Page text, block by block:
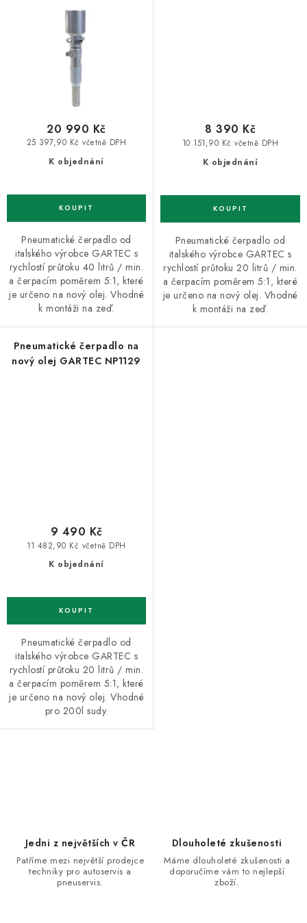
K objednání
25 397,90 Kč včetně DPH
20 990 Kč
Pneumatické čerpadlo od
italského výrobce GARTEC s
rychlostí průtoku 40 litrů / min.
a čerpacím poměrem 5:1, které
je určeno na nový olej. Vhodné
k montáži na zeď.
K objednání
10 151,90 Kč včetně DPH
8 390 Kč
Pneumatické čerpadlo od
italského výrobce GARTEC s
rychlostí průtoku 20 litrů / min.
a čerpacím poměrem 5:1, které
je určeno na nový olej. Vhodné
k montáži na zeď.
Pneumatické čerpadlo na
nový olej GARTEC NP1129
K objednání
11 482,90 Kč včetně DPH
9 490 Kč
Pneumatické čerpadlo od
italského výrobce GARTEC s
rychlostí průtoku 20 litrů / min.
a čerpacím poměrem 5:1, které
je určeno na nový olej. Vhodné
pro 200l sudy.
Jedni z největších v ČR
Patříme mezi největší prodejce
techniky pro autoservis a
pneuservis.
Dlouholeté zkušenosti
Máme dlouholeté zkušenosti a
doporučíme vám to nejlepší
zboží.